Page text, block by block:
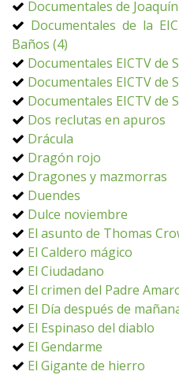
Documentales de
Documentales de la
Baños (4)
Documentales EICTV de
Documentales EICTV de
Documentales EICTV de
Dos reclutas en apuros
Drácula
Dragón rojo
Dragones y mazmorras
Duendes
Dulce noviembre
El asunto de Thomas
El Caldero mágico
El Ciudadano
El crimen del Padre
El Día después de
El Espinaso del diablo
El Gendarme
El Gigante de hierro